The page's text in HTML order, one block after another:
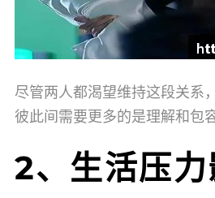
尽管两人都渴望维持这段关系
彼此间需要更多的是理解和包
2、生活压